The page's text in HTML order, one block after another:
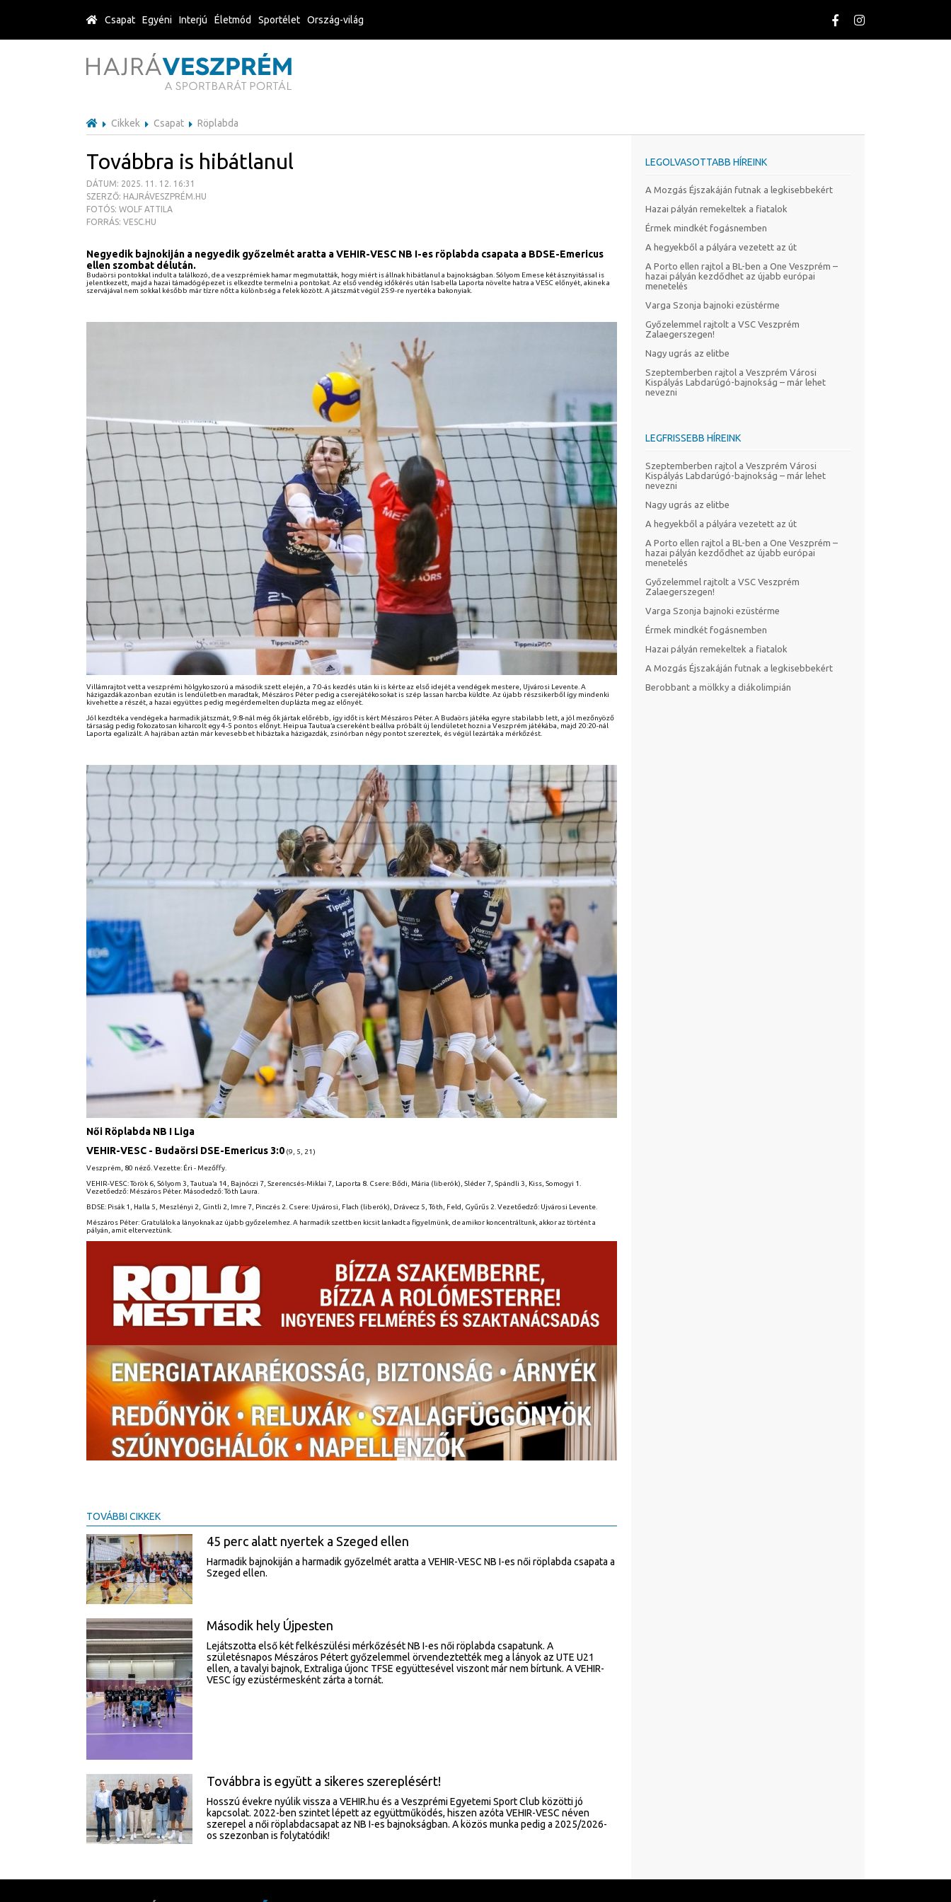
Cikkek Csapat Röplabda
Továbbra is hibátlanul
DÁTUM: 2025. 11. 12. 16:31
SZERZŐ: HAJRÁVESZPRÉM.HU
FOTÓS: WOLF ATTILA
FORRÁS: VESC.HU
Negyedik bajnokiján a negyedik győzelmét aratta a VEHIR-VESC NB I-es röplabda csapata a BDSE-Emericus
ellen szombat délután.
Budaörsi pontokkal indult a találkozó, de a veszprémiek hamar megmutatták, hogy miért is állnak hibátlanul a bajnokságban. Sólyom Emese két ásznyitással is
jelentkezett, majd a hazai támadógépezet is elkezdte termelni a pontokat. Az első vendég időkérés után Isabella Laporta növelte hatra a VESC előnyét, akinek a
szervájával nem sokkal később már tízre nőtt a különbség a felek között. A játszmát végül 25:9-re nyerték a bakonyiak.
Villámrajtot vett a veszprémi hölgykoszorú a második szett elején, a 7:0-ás kezdés után ki is kérte az első idejét a vendégek mestere, Ujvárosi Levente. A
házigazdák azonban ezután is lendületben maradtak, Mészáros Péter pedig a cserejátékosokat is szép lassan harcba küldte. Az újabb részsikerből így mindenki
kivehette a részét, a hazai együttes pedig megérdemelten duplázta meg az előnyét.
Jól kezdték a vendégek a harmadik játszmát, 9:8-nál még ők jártak előrébb, így időt is kért Mészáros Péter. A Budaörs játéka egyre stabilabb lett, a jól mezőnyöző
társaság pedig fokozatosan kiharcolt egy 4-5 pontos előnyt. Heipua Tautua’a csereként beállva próbált új lendületet hozni a Veszprém játékába, majd 20:20-nál
Laporta egalizált. A hajrában aztán már kevesebbet hibáztak a házigazdák, zsinórban négy pontot szereztek, és végül lezárták a mérkőzést.
Női Röplabda NB I Liga
VEHIR-VESC - Budaörsi DSE-Emericus 3:0 (9, 5, 21)
Veszprém, 80 néző. Vezette: Éri - Mezőffy.
VEHIR-VESC: Török 6, Sólyom 3, Tautua’a 14, Bajnóczi 7, Szerencsés-Miklai 7, Laporta 8. Csere: Bődi, Mária (liberók), Sléder 7, Spándli 3, Kiss, Somogyi 1.
Vezetőedző: Mészáros Péter. Másodedző: Tóth Laura.
BDSE: Pisák 1, Halla 5, Meszlényi 2, Gintli 2, Imre 7, Pinczés 2. Csere: Ujvárosi, Flach (liberók), Drávecz 5, Tóth, Feld, Gyűrűs 2. Vezetőedző: Ujvárosi Levente.
Mészáros Péter: Gratulálok a lányoknak az újabb győzelemhez. A harmadik szettben kicsit lankadt a figyelmünk, de amikor koncentráltunk, akkor az történt a
pályán, amit elterveztünk.
TOVÁBBI CIKKEK
45 perc alatt nyertek a Szeged ellen
Harmadik bajnokiján a harmadik győzelmét aratta a VEHIR-VESC NB I-es női röplabda csapata a
Szeged ellen.
Második hely Újpesten
Lejátszotta első két felkészülési mérkőzését NB I-es női röplabda csapatunk. A
születésnapos Mészáros Pétert győzelemmel örvendeztették meg a lányok az UTE U21
ellen, a tavalyi bajnok, Extraliga újonc TFSE együttesével viszont már nem bírtunk. A VEHIR-
VESC így ezüstérmesként zárta a tornát.
Továbbra is együtt a sikeres szereplésért!
Hosszú évekre nyúlik vissza a VEHIR.hu és a Veszprémi Egyetemi Sport Club közötti jó
kapcsolat. 2022-ben szintet lépett az együttműködés, hiszen azóta VEHIR-VESC néven
szerepel a női röplabdacsapat az NB I-es bajnokságban. A közös munka pedig a 2025/2026-
os szezonban is folytatódik!
LEGOLVASOTTABB HÍREINK
A Mozgás Éjszakáján futnak a legkisebbekért
Hazai pályán remekeltek a fiatalok
Érmek mindkét fogásnemben
A hegyekből a pályára vezetett az út
A Porto ellen rajtol a BL-ben a One Veszprém –
hazai pályán kezdődhet az újabb európai
menetelés
Varga Szonja bajnoki ezüstérme
Győzelemmel rajtolt a VSC Veszprém
Zalaegerszegen!
Nagy ugrás az elitbe
Szeptemberben rajtol a Veszprém Városi
Kispályás Labdarúgó-bajnokság – már lehet
nevezni
LEGFRISSEBB HÍREINK
Szeptemberben rajtol a Veszprém Városi
Kispályás Labdarúgó-bajnokság – már lehet
nevezni
Nagy ugrás az elitbe
A hegyekből a pályára vezetett az út
A Porto ellen rajtol a BL-ben a One Veszprém –
hazai pályán kezdődhet az újabb európai
menetelés
Győzelemmel rajtolt a VSC Veszprém
Zalaegerszegen!
Varga Szonja bajnoki ezüstérme
Érmek mindkét fogásnemben
Hazai pályán remekeltek a fiatalok
A Mozgás Éjszakáján futnak a legkisebbekért
Berobbant a mölkky a diákolimpián
Csapat Egyéni Interjú Életmód Sportélet Ország-világ